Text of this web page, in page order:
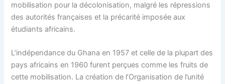
mobilisation pour la décolonisation, malgré les répressions
des autorités françaises et la précarité imposée aux
étudiants africains.
L’indépendance du Ghana en 1957 et celle de la plupart des
pays africains en 1960 furent perçues comme les fruits de
cette mobilisation. La création de l’Organisation de l’unité